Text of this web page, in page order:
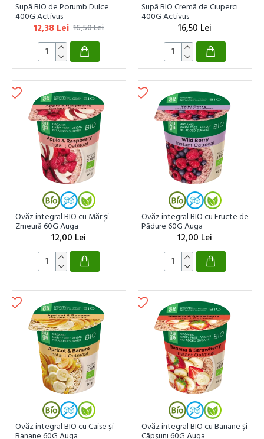
Supă BIO de Porumb Dulce
400G Activus
12,38 Lei 16,50 Lei
Supă BIO Cremă de Ciuperci
400G Activus
16,50 Lei
Ovăz integral BIO cu Măr și
Zmeură 60G Auga
12,00 Lei
Ovăz integral BIO cu Fructe de
Pădure 60G Auga
12,00 Lei
Ovăz integral BIO cu Caise și
Banane 60G Auga
Ovăz integral BIO cu Banane și
Căpșuni 60G Auga